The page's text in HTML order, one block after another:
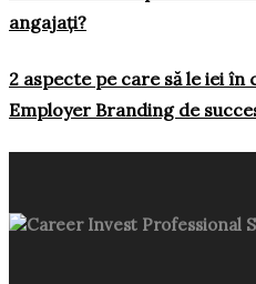
angajați?
2 aspecte pe care să le iei
Employer Branding de
Career Invest Professional